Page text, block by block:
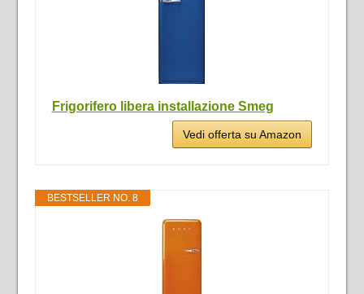
Frigorifero libera installazione Smeg
Vedi offerta su Amazon
BESTSELLER NO. 8